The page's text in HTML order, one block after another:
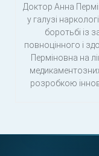
Доктор Анна
у галузі
боротьбі із
повноцінного і
Перміновна на
розробкою